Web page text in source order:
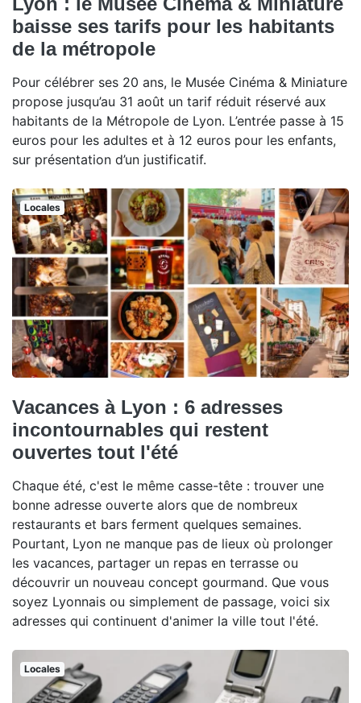
baisse ses tarifs pour les habitants
de la métropole
Pour célébrer ses 20 ans, le Musée Cinéma & Miniature
propose jusqu’au 31 août un tarif réduit réservé aux
habitants de la Métropole de Lyon. L’entrée passe à 15
euros pour les adultes et à 12 euros pour les enfants,
sur présentation d’un justificatif.
Locales
Vacances à Lyon : 6 adresses
incontournables qui restent
ouvertes tout l'été
Chaque été, c'est le même casse-tête : trouver une
bonne adresse ouverte alors que de nombreux
restaurants et bars ferment quelques semaines.
Pourtant, Lyon ne manque pas de lieux où prolonger
les vacances, partager un repas en terrasse ou
découvrir un nouveau concept gourmand. Que vous
soyez Lyonnais ou simplement de passage, voici six
adresses qui continuent d'animer la ville tout l'été.
Locales